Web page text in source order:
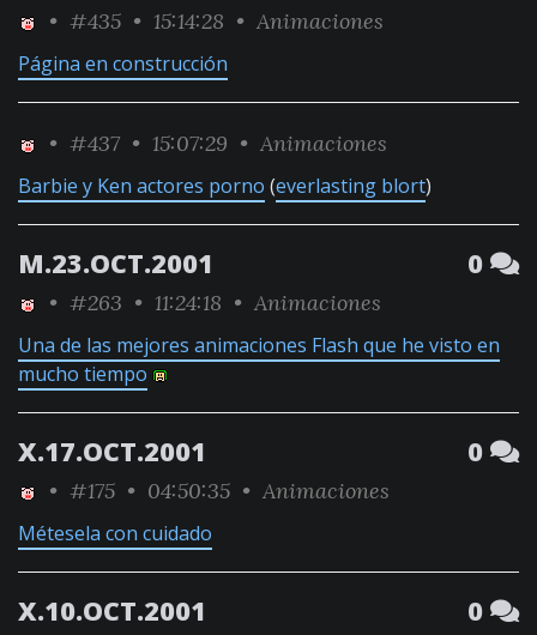
• #435 • 15:14:28 • Animaciones
Página en construcción
• #437 • 15:07:29 • Animaciones
Barbie y Ken actores porno (everlasting blort)
M.23.OCT.2001 0
• #263 • 11:24:18 • Animaciones
Una de las mejores animaciones Flash que he visto en
mucho tiempo
X.17.OCT.2001 0
• #175 • 04:50:35 • Animaciones
Métesela con cuidado
X.10.OCT.2001 0